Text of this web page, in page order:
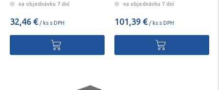
na objednávku 7 dní
32,46 € / ks s DPH
na objednávku 7 dní
101,39 € / ks s DPH